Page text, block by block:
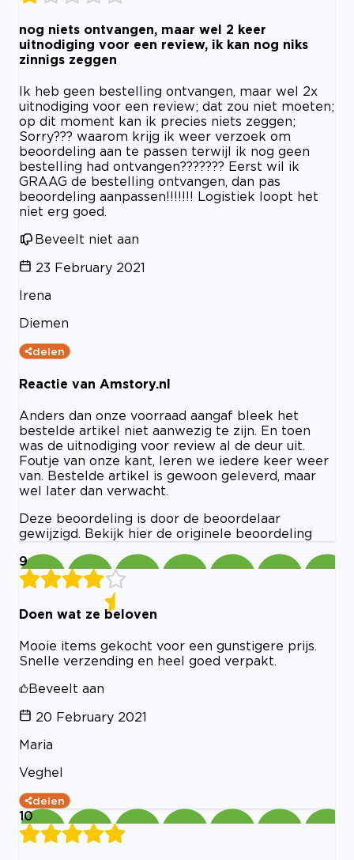
nog niets ontvangen, maar wel 2 keer
uitnodiging voor een review, ik kan nog niks
zinnigs zeggen
Ik heb geen bestelling ontvangen, maar wel 2x
uitnodiging voor een review; dat zou niet moeten;
op dit moment kan ik precies niets zeggen;
Sorry??? waarom krijg ik weer verzoek om
beoordeling aan te passen terwijl ik nog geen
bestelling had ontvangen??????? Eerst wil ik
GRAAG de bestelling ontvangen, dan pas
beoordeling aanpassen!!!!!!! Logistiek loopt het
niet erg goed.
Beveelt niet aan
23 February 2021
Irena
Diemen
delen
Reactie van Amstory.nl
Anders dan onze voorraad aangaf bleek het
bestelde artikel niet aanwezig te zijn. En toen
was de uitnodiging voor review al de deur uit.
Foutje van onze kant, leren we iedere keer weer
van. Bestelde artikel is gewoon geleverd, maar
wel later dan verwacht.
Deze beoordeling is door de beoordelaar
gewijzigd. Bekijk hier de originele beoordeling
9
Doen wat ze beloven
Mooie items gekocht voor een gunstigere prijs.
Snelle verzending en heel goed verpakt.
Beveelt aan
20 February 2021
Maria
Veghel
delen
10